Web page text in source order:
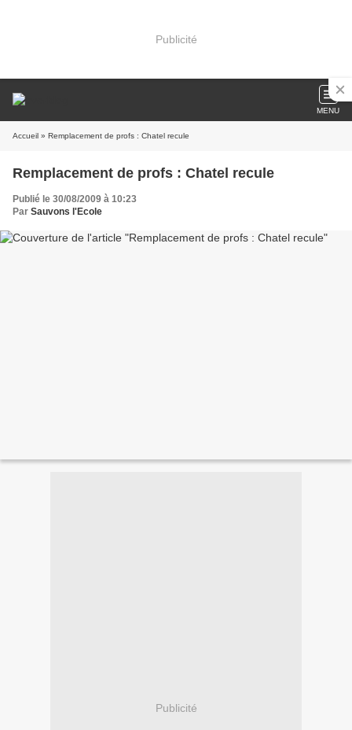
Publicité
MENU
Accueil » Remplacement de profs : Chatel recule
Remplacement de profs : Chatel recule
Publié le 30/08/2009 à 10:23
Par Sauvons l'Ecole
Publicité